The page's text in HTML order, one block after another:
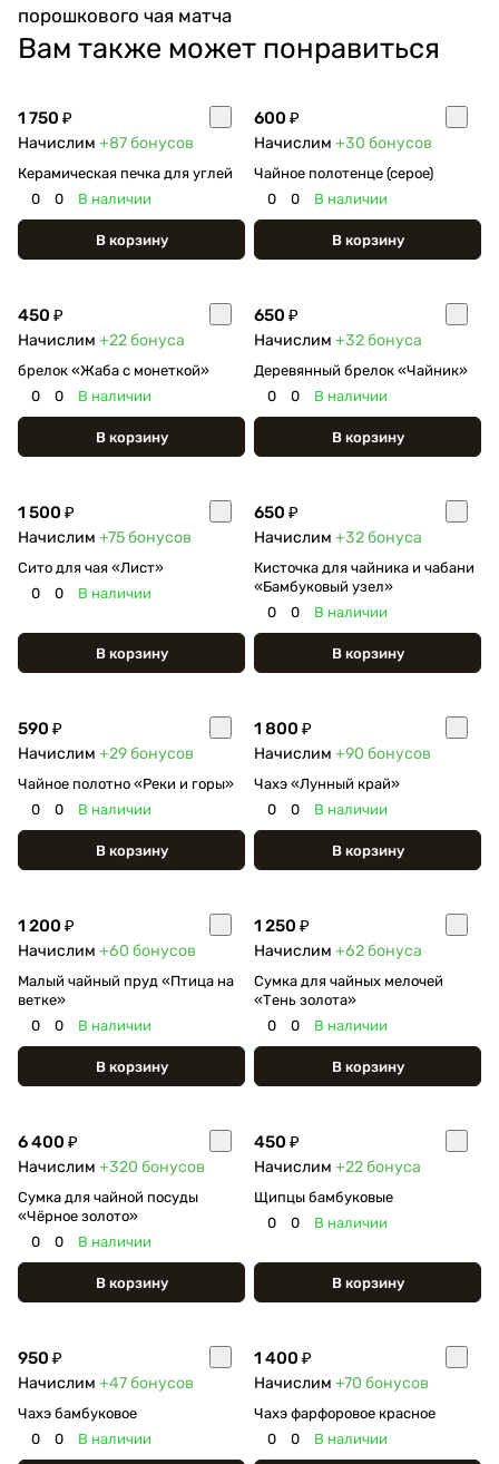
порошкового чая матча
Вам также может понравиться
1 750 ₽
Начислим +87бонусов
Керамическая печка для углей
0
0 В наличии
В корзину
600 ₽
Начислим +30 бонусов
Чайное полотенце (серое)
0
0 В наличии
В корзину
450 ₽
Начислим +22бонуса
брелок «Жаба с монеткой»
0
0 В наличии
В корзину
650 ₽
Начислим +32бонуса
Деревянный брелок «Чайник»
0
0 В наличии
В корзину
1 500 ₽
Начислим +75бонусов
Сито для чая «Лист»
0
0 В наличии
В корзину
650 ₽
Начислим +32бонуса
Кисточка для чайника и чабани
«Бамбуковый узел»
0
0 В наличии
В корзину
590 ₽
Начислим +29бонусов
Чайное полотно «Реки и горы»
0
0 В наличии
В корзину
1 800 ₽
Начислим +90 бонусов
Чахэ «Лунный край»
0
0 В наличии
В корзину
1 200 ₽
Начислим +60 бонусов
Малый чайный пруд «Птица на
ветке»
0
0 В наличии
В корзину
1 250 ₽
Начислим +62бонуса
Сумка для чайных мелочей
«Тень золота»
0
0 В наличии
В корзину
6 400 ₽
Начислим +320 бонусов
Сумка для чайной посуды
«Чёрное золото»
0
0 В наличии
В корзину
450 ₽
Начислим +22бонуса
Щипцы бамбуковые
0
0 В наличии
В корзину
950 ₽
Начислим +47бонусов
Чахэ бамбуковое
0
0 В наличии
1 400 ₽
Начислим +70 бонусов
Чахэ фарфоровое красное
0
0 В наличии